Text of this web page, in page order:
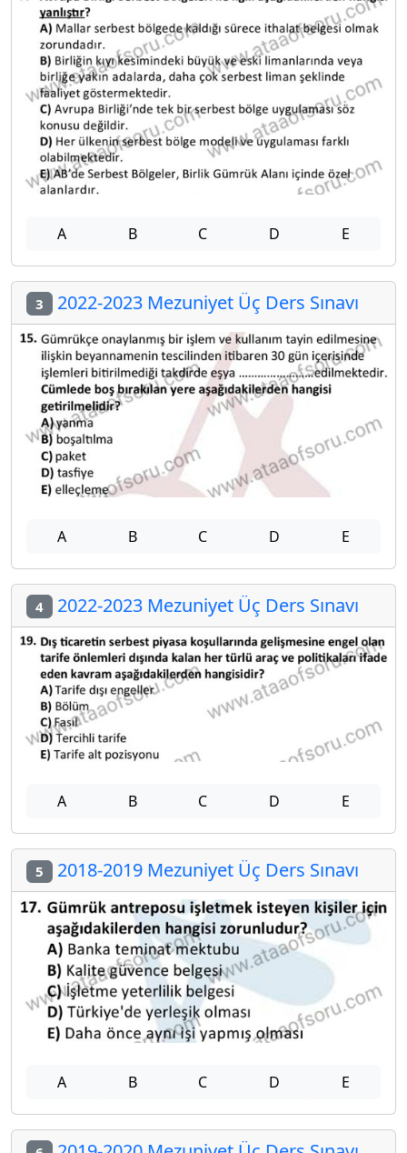
A B C D E
3 2022-2023 Mezuniyet Üç Ders Sınavı
A B C D E
4 2022-2023 Mezuniyet Üç Ders Sınavı
A B C D E
5 2018-2019 Mezuniyet Üç Ders Sınavı
A B C D E